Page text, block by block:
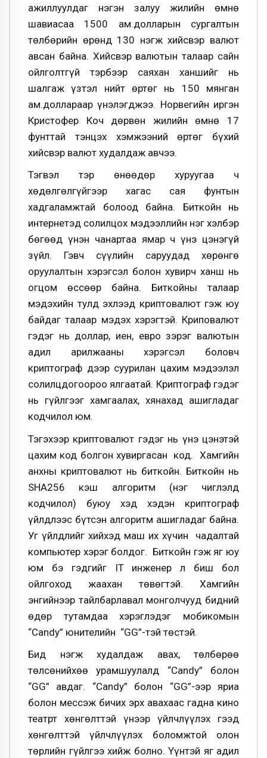
ажиллуулдаг нэгэн залуу жилийн өмнө
шавиасаа 1500 ам.долларын сургалтын
төлбөрийн өрөнд 130 нэгж хийсвэр валют
авсан байна. Хийсвэр валютын талаар сайн
ойлголтгүй тэрбээр саяхан ханшийг нь
шалгаж үзтэл нийт өртөг нь 150 мянган
ам.доллараар үнэлэгджээ. Норвегийн иргэн
Кристофер Коч дөрвөн жилийн өмнө 17
фунттай тэнцэх хэмжээний өртөг бүхий
хийсвэр валют худалдаж авчээ.
Тэгвэл тэр өнөөдөр хуруугаа ч
хөдөлгөлгүйгээр хагас сая фунтын
хадгаламжтай болоод байна. Биткойн нь
интернетэд солилцох мэдээллийн нэг хэлбэр
бөгөөд үнэн чанартаа ямар ч үнэ цэнэгүй
зүйл. Гэвч сүүлийн саруудад хөрөнгө
оруулалтын хэрэгсэл болон хувирч ханш нь
огцом өссөөр байна. Биткойны талаар
мэдэхийн тулд эхлээд криптовалют гэж юу
байдаг талаар мэдэх хэрэгтэй. Криповалют
гэдэг нь доллар, иен, евро зэрэг валютын
адил арилжааны хэрэгсэл боловч
криптограф дээр суурилан цахим мэдээлэл
солилцдогоороо ялгаатай. Криптограф гэдэг
нь гүйлгээг хамгаалах, хянахад ашигладаг
кодчилол юм.
Тэгэхээр криптовалют гэдэг нь үнэ цэнэтэй
цахим код болгон хувиргасан код. Хамгийн
анхны криптовалют нь биткойн. Биткойн нь
SHA256 кэш алгоритм (нэг чиглэлд
кодчилол) буюу хэд хэдэн криптограф
үйлдлээс бүтсэн алгоритм ашигладаг байна.
Уг үйлдлийг хийхэд маш их хүчин чадалтай
компьютер хэрэг болдог. Биткойн гэж яг юу
юм бэ гэдгийг IT инженер л биш бол
ойлгоход жаахан төвөгтэй. Хамгийн
энгийнээр тайлбарлавал монголчууд бидний
өдөр тутамдаа хэрэглэдэг мобикомын
“Candy” юнителийн “GG”-тэй төстэй.
Бид нэгж худалдаж авах, төлбөрөө
төлсөнийхөө урамшуулалд “Candy” болон
“GG” авдаг. “Candy” болон “GG”-ээр яриа
болон мессэж бичих эрх авахаас гадна кино
театрт хөнгөлттэй үнээр үйлчлүүлэх гээд
хөнгөлттэй үйлчлүүлэх боломжтой олон
төрлийн гүйлгээ хийж болно. Үүнтэй яг адил